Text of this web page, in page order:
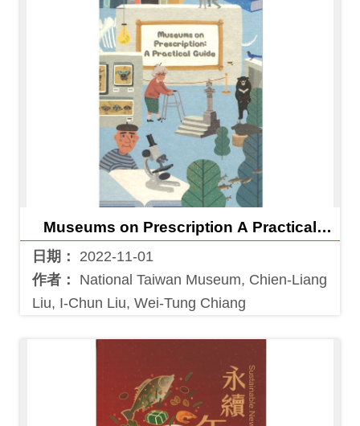
Museums on Prescription A Practical
日期：
2022-11-01
作者：
National Taiwan Museum, Chien-Liang
Liu, I-Chun Liu, Wei-Tung Chiang